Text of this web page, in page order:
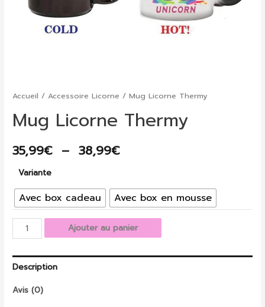
Accueil /Accessoire Licorne / Mug Licorne Thermy
Mug Licorne Thermy
35,99€ – 38,99€Plage
prix :
35,99€
à
38,99€
Variante
Avec box cadeau Avec box en mousse
quantité
de
Mug
Licorne
Thermy
Ajouter au panier
Description
Avis (0)